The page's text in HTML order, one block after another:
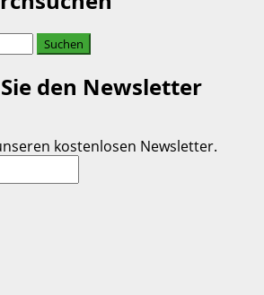
den Newsletter
kostenlosen Newsletter.